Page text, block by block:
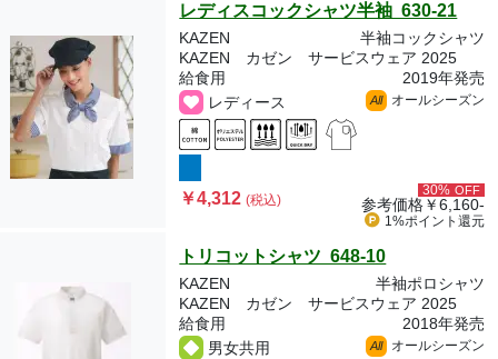
レディスコックシャツ半袖 630-21
KAZEN
半袖コックシャツ
KAZEN カゼン サービスウェア 2025
給食用
2019年発売
レディース
All オールシーズン
￥4,312(税込)
30% OFF
参考価格￥6,160-
1%ポイント 還元
トリコットシャツ 648-10
KAZEN
半袖ポロシャツ
KAZEN カゼン サービスウェア 2025
給食用
2018年発売
男女共用
All オールシーズン